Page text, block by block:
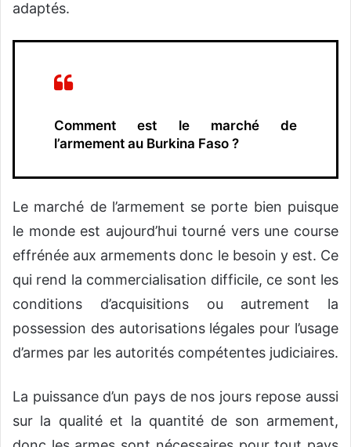
adaptés.
Comment est le marché de
l’armement au Burkina Faso ?
Le marché de l’armement se porte bien puisque
le monde est aujourd’hui tourné vers une course
effrénée aux armements donc le besoin y est. Ce
qui rend la commercialisation difficile, ce sont les
conditions d’acquisitions ou autrement la
possession des autorisations légales pour l’usage
d’armes par les autorités compétentes judiciaires.
La puissance d’un pays de nos jours repose aussi
sur la qualité et la quantité de son armement,